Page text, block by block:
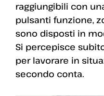
raggiungibili con
pulsanti funzione,
sono disposti in
Si percepisce
per lavorare in
secondo conta.